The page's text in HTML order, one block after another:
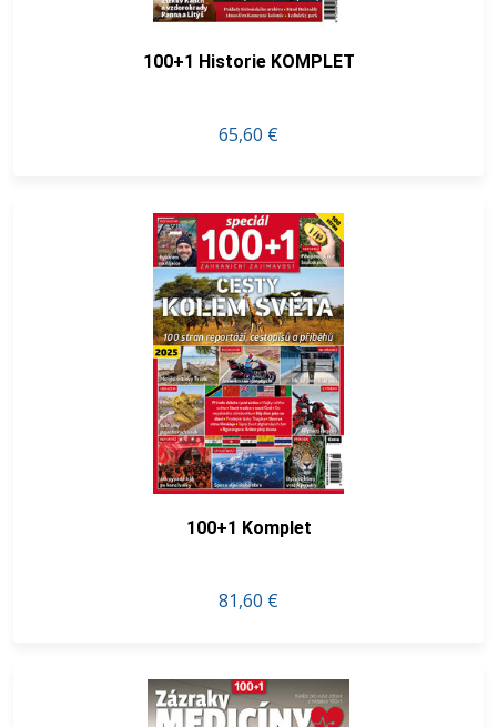
100+1 Historie KOMPLET
65,60 €
100+1 Komplet
81,60 €